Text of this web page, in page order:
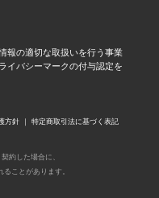
報の適切な取扱いを行う事業
イバシーマークの付与認定を
方針 特定商取引法に基づく表記
約した場合に、
ことがあります。